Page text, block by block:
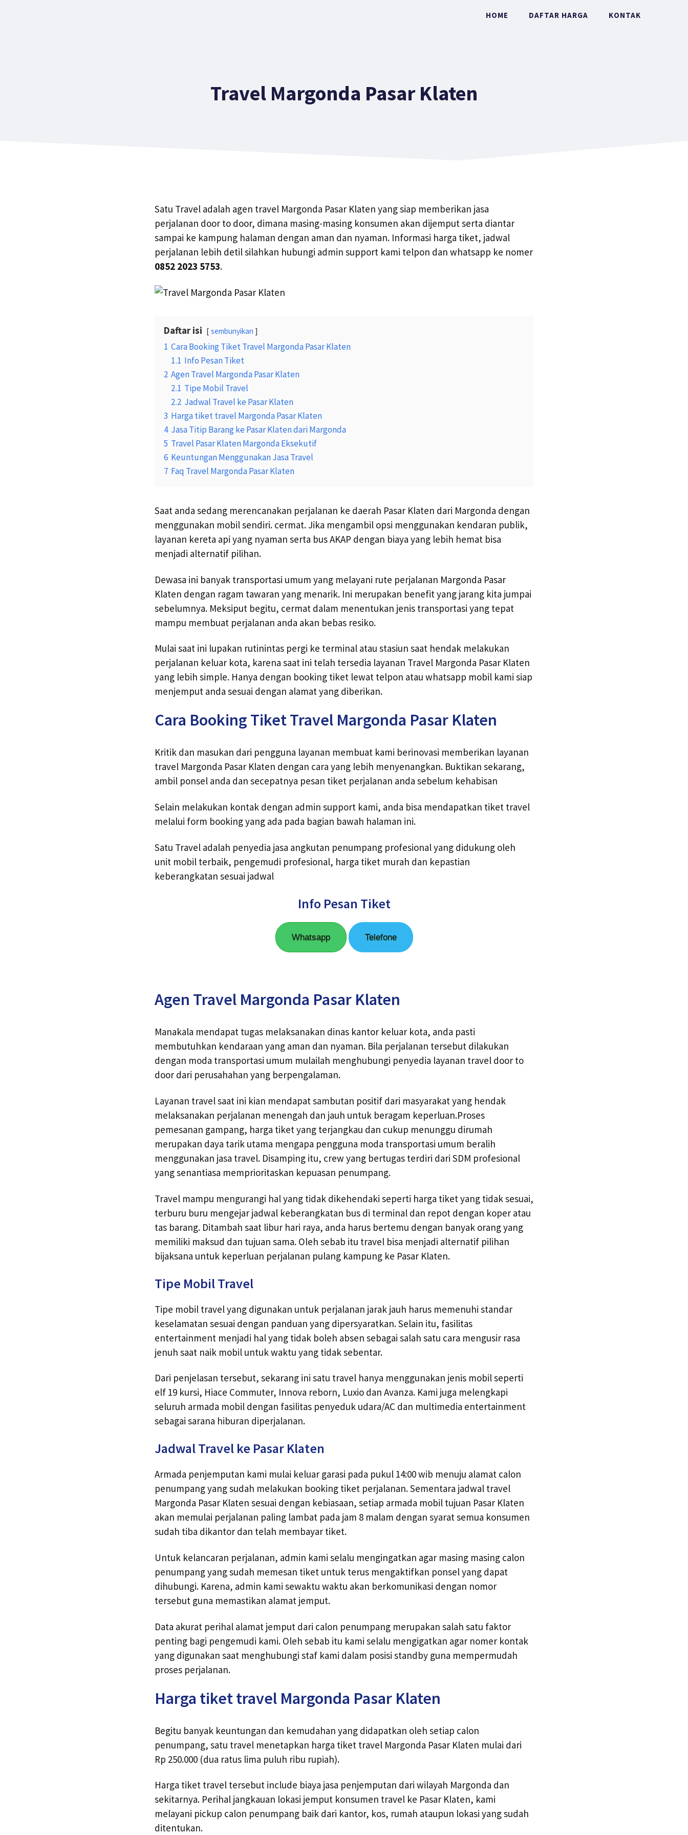
HOME DAFTAR HARGA KONTAK
Travel Margonda Pasar Klaten
Satu Travel adalah agen travel Margonda Pasar Klaten yang siap memberikan jasa
perjalanan door to door, dimana masing-masing konsumen akan dijemput serta diantar
sampai ke kampung halaman dengan aman dan nyaman. Informasi harga tiket, jadwal
perjalanan lebih detil silahkan hubungi admin support kami telpon dan whatsapp ke nomer
0852 2023 5753.
Daftar isi sembunyikan
1 Cara Booking Tiket Travel Margonda Pasar Klaten
1.1 Info Pesan Tiket
2 Agen Travel Margonda Pasar Klaten
2.1 Tipe Mobil Travel
2.2 Jadwal Travel ke Pasar Klaten
3 Harga tiket travel Margonda Pasar Klaten
4 Jasa Titip Barang ke Pasar Klaten dari Margonda
5 Travel Pasar Klaten Margonda Eksekutif
6 Keuntungan Menggunakan Jasa Travel
7 Faq Travel Margonda Pasar Klaten
Saat anda sedang merencanakan perjalanan ke daerah Pasar Klaten dari Margonda dengan
menggunakan mobil sendiri. cermat. Jika mengambil opsi menggunakan kendaran publik,
layanan kereta api yang nyaman serta bus AKAP dengan biaya yang lebih hemat bisa
menjadi alternatif pilihan.
Dewasa ini banyak transportasi umum yang melayani rute perjalanan Margonda Pasar
Klaten dengan ragam tawaran yang menarik. Ini merupakan benefit yang jarang kita jumpai
sebelumnya. Meksiput begitu, cermat dalam menentukan jenis transportasi yang tepat
mampu membuat perjalanan anda akan bebas resiko.
Mulai saat ini lupakan rutinintas pergi ke terminal atau stasiun saat hendak melakukan
perjalanan keluar kota, karena saat ini telah tersedia layanan Travel Margonda Pasar Klaten
yang lebih simple. Hanya dengan booking tiket lewat telpon atau whatsapp mobil kami siap
menjemput anda sesuai dengan alamat yang diberikan.
Cara Booking Tiket Travel Margonda Pasar Klaten
Kritik dan masukan dari pengguna layanan membuat kami berinovasi memberikan layanan
travel Margonda Pasar Klaten dengan cara yang lebih menyenangkan. Buktikan sekarang,
ambil ponsel anda dan secepatnya pesan tiket perjalanan anda sebelum kehabisan
Selain melakukan kontak dengan admin support kami, anda bisa mendapatkan tiket travel
melalui form booking yang ada pada bagian bawah halaman ini.
Satu Travel adalah penyedia jasa angkutan penumpang profesional yang didukung oleh
unit mobil terbaik, pengemudi profesional, harga tiket murah dan kepastian
keberangkatan sesuai jadwal
Info Pesan Tiket
Whatsapp Telefone
Agen Travel Margonda Pasar Klaten
Manakala mendapat tugas melaksanakan dinas kantor keluar kota, anda pasti
membutuhkan kendaraan yang aman dan nyaman. Bila perjalanan tersebut dilakukan
dengan moda transportasi umum mulailah menghubungi penyedia layanan travel door to
door dari perusahahan yang berpengalaman.
Layanan travel saat ini kian mendapat sambutan positif dari masyarakat yang hendak
melaksanakan perjalanan menengah dan jauh untuk beragam keperluan.Proses
pemesanan gampang, harga tiket yang terjangkau dan cukup menunggu dirumah
merupakan daya tarik utama mengapa pengguna moda transportasi umum beralih
menggunakan jasa travel. Disamping itu, crew yang bertugas terdiri dari SDM profesional
yang senantiasa memprioritaskan kepuasan penumpang.
Travel mampu mengurangi hal yang tidak dikehendaki seperti harga tiket yang tidak sesuai,
terburu buru mengejar jadwal keberangkatan bus di terminal dan repot dengan koper atau
tas barang. Ditambah saat libur hari raya, anda harus bertemu dengan banyak orang yang
memiliki maksud dan tujuan sama. Oleh sebab itu travel bisa menjadi alternatif pilihan
bijaksana untuk keperluan perjalanan pulang kampung ke Pasar Klaten.
Tipe Mobil Travel
Tipe mobil travel yang digunakan untuk perjalanan jarak jauh harus memenuhi standar
keselamatan sesuai dengan panduan yang dipersyaratkan. Selain itu, fasilitas
entertainment menjadi hal yang tidak boleh absen sebagai salah satu cara mengusir rasa
jenuh saat naik mobil untuk waktu yang tidak sebentar.
Dari penjelasan tersebut, sekarang ini satu travel hanya menggunakan jenis mobil seperti
elf 19 kursi, Hiace Commuter, Innova reborn, Luxio dan Avanza. Kami juga melengkapi
seluruh armada mobil dengan fasilitas penyeduk udara/AC dan multimedia entertainment
sebagai sarana hiburan diperjalanan.
Jadwal Travel ke Pasar Klaten
Armada penjemputan kami mulai keluar garasi pada pukul 14:00 wib menuju alamat calon
penumpang yang sudah melakukan booking tiket perjalanan. Sementara jadwal travel
Margonda Pasar Klaten sesuai dengan kebiasaan, setiap armada mobil tujuan Pasar Klaten
akan memulai perjalanan paling lambat pada jam 8 malam dengan syarat semua konsumen
sudah tiba dikantor dan telah membayar tiket.
Untuk kelancaran perjalanan, admin kami selalu mengingatkan agar masing masing calon
penumpang yang sudah memesan tiket untuk terus mengaktifkan ponsel yang dapat
dihubungi. Karena, admin kami sewaktu waktu akan berkomunikasi dengan nomor
tersebut guna memastikan alamat jemput.
Data akurat perihal alamat jemput dari calon penumpang merupakan salah satu faktor
penting bagi pengemudi kami. Oleh sebab itu kami selalu mengigatkan agar nomer kontak
yang digunakan saat menghubungi staf kami dalam posisi standby guna mempermudah
proses perjalanan.
Harga tiket travel Margonda Pasar Klaten
Begitu banyak keuntungan dan kemudahan yang didapatkan oleh setiap calon
penumpang, satu travel menetapkan harga tiket travel Margonda Pasar Klaten mulai dari
Rp 250.000 (dua ratus lima puluh ribu rupiah).
Harga tiket travel tersebut include biaya jasa penjemputan dari wilayah Margonda dan
sekitarnya. Perihal jangkauan lokasi jemput konsumen travel ke Pasar Klaten, kami
melayani pickup calon penumpang baik dari kantor, kos, rumah ataupun lokasi yang sudah
ditentukan.